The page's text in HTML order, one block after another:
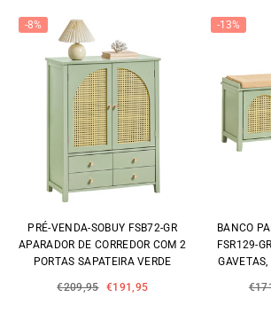
-8%
PRÉ-VENDA-SOBUY FSB72-GR
APARADOR DE CORREDOR COM 2
PORTAS SAPATEIRA VERDE
Preço
€209,95 €191,95
-13%
BANCO
FSR129-